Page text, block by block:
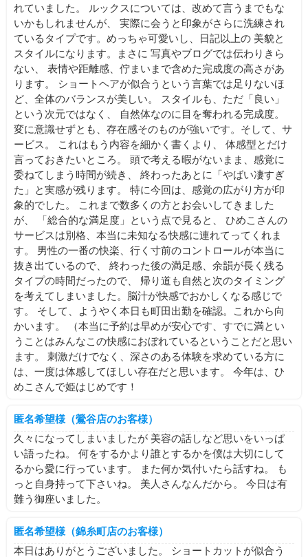
れていました。 ルックスについては、改めて言うまでもな
いかもしれませんが、 実際に会うと印象がさらに洗練され
ているタイプです。めっちゃ可愛いし、日記以上の 美貌と
スタイルになります。まさに 写真やブログでは伝わりきら
ない、 表情や距離感、佇まいまで含めた完成度の高さがあ
ります。 ショートヘアが似合うという言葉では足りないほ
ど、全体のバランスが美しい。 スタイルも、ただ「良い」
という次元ではなく、 自然体なのに目を奪われる完成度。
変に意識せずとも、存在感そのものが強いです。そして、サ
ービス。 これはもう内容を細かく書くより、 体感型とだけ
言っておきたいところ。 頭で考える暇がないまま、感覚に
委ねてしまう時間が続き、 終わったあとに「やばい凄すぎ
た」と実感が残ります。 特に今回は、感覚の広がり方が印
象的でした。 これまで数多くの方とお会いしてきました
が、 「総合的な満足度」という点で見ると、 ひめこさんの
サービスは別格、本当に未知なる快感に連れてってくれま
す。 男性の一番の快楽、行く寸前のコントロールが本当に
抜き出ているので、 終わった後の満足感、余韻が長く残る
タイプの時間だったので、 帰り道も自然と次のタイミング
を考えてしまいました。脳汁が快感でおかしくなる感じで
す。 そして、ようやく本日も町田出勤を確認。これから向
かいます。 （本当に予約は早めが安心です、すでに満とい
うことはみんなこの快感におぼれているということだと思い
ます。 刺激だけでなく、深さのある体験を求めている方に
は、一度は体感してほしい存在だと思います。 今年は、ひ
めこさんで姫はじめです！
匿名希望様（鶯谷店のお客様）
久々になってしまいましたが 美容の話しなど思いをいっぱ
い語ったね。 何をするかより誰とするかを僕は大切にして
るから愛に行っています。 また何か気付いたら話すね。 も
っと自身持って下さいね。 美人さんなんだから。 今日は有
難う御座いました。
匿名希望様（錦糸町店のお客様）
本日はありがとうございました。 ショートカットが似合う